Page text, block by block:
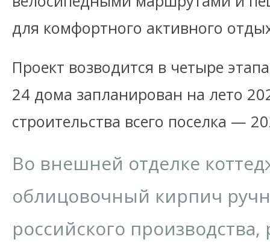
для комфортного активного
Проект возводится в четыре
24 дома запланирован на лето
строительства всего поселка —
Во внешней отделке
облицовочный кирпич
российского